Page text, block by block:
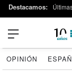
Destacamos:
OPINIÓN